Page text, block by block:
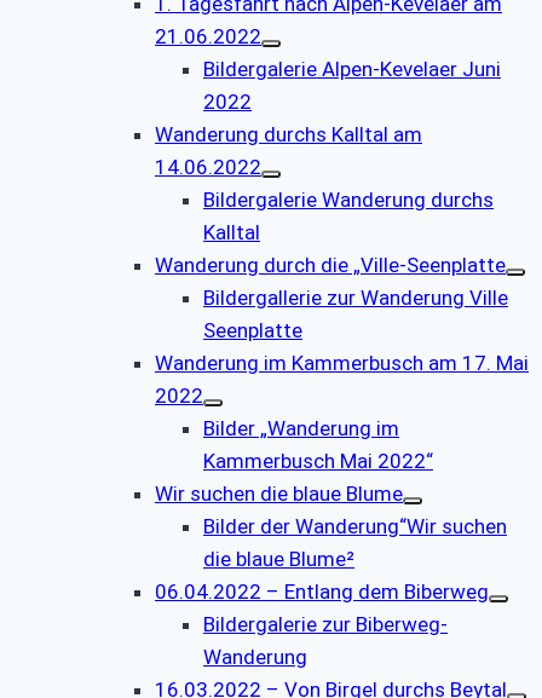
21.06.2022
Bildergalerie Alpen-Kevelaer Juni
2022
Wanderung durchs Kalltal am
14.06.2022
Bildergalerie Wanderung durchs
Kalltal
Wanderung durch die „Ville-Seenplatte
Bildergallerie zur Wanderung Ville
Seenplatte
Wanderung im Kammerbusch am 17. Mai
2022
Bilder „Wanderung im
Kammerbusch Mai 2022“
Wir suchen die blaue Blume
Bilder der Wanderung“Wir suchen
die blaue Blume²
06.04.2022 – Entlang dem Biberweg
Bildergalerie zur Biberweg-
Wanderung
16.03.2022 – Von Birgel durchs Beytal